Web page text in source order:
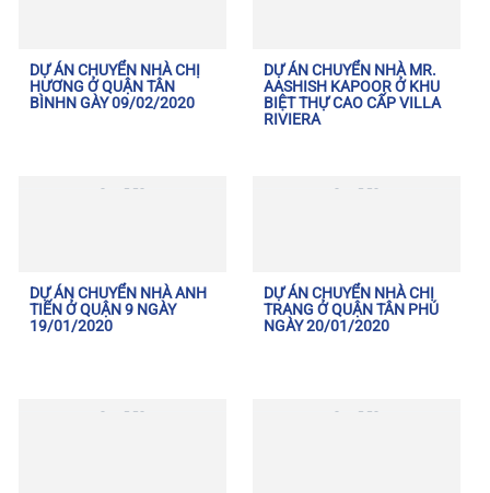
DỰ ÁN CHUYỂN NHÀ CHỊ
HƯƠNG Ở QUẬN TÂN
BÌNHN GÀY 09/02/2020
DỰ ÁN CHUYỂN NHÀ MR.
AASHISH KAPOOR Ở KHU
BIỆT THỰ CAO CẤP VILLA
RIVIERA
DỰ ÁN CHUYỂN NHÀ ANH
TIẾN Ở QUẬN 9 NGÀY
19/01/2020
DỰ ÁN CHUYỂN NHÀ CHỊ
TRANG Ở QUẬN TÂN PHÚ
NGÀY 20/01/2020